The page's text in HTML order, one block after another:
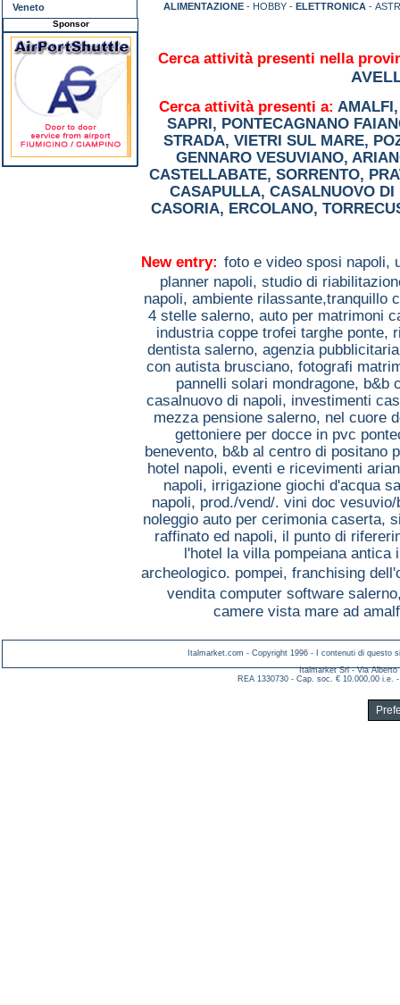
ALIMENTAZIONE - HOBBY - ELETTRONICA -
Cerca attività presenti nella
Cerca attività presenti a: AMALFI
SAPRI, PONTECAGNANO
STRADA, VIETRI SUL MARE,
GENNARO VESUVIANO,
CASTELLABATE, SORRENTO,
CASAPULLA, CASALNUOVO DI
CASORIA, ERCOLANO,
New entry: foto e video sposi napoli,
planner napoli, studio di
napoli, ambiente rilassante,tranquillo
4 stelle salerno, auto per matrimoni
industria coppe trofei targhe ponte,
dentista salerno, agenzia
con autista brusciano, fotografi
pannelli solari mondragone, b&b
casalnuovo di napoli, investimenti
mezza pensione salerno, nel cuore
gettoniere per docce in pvc
benevento, b&b al centro di positano
hotel napoli, eventi e ricevimenti
napoli, irrigazione giochi d'acqua
napoli, prod./vend/. vini doc
noleggio auto per cerimonia caserta,
raffinato ed napoli, il punto di
l'hotel la villa pompeiana
archeologico. pompei, franchising
vendita computer software
camere vista mare ad
Veneto
Sponsor
Italmarket.com - Copyright 1996 - I contenuti di questo
Italmarket Srl - Via Alberto
REA 1330730 - Cap. soc. € 10.000,00 i.e.